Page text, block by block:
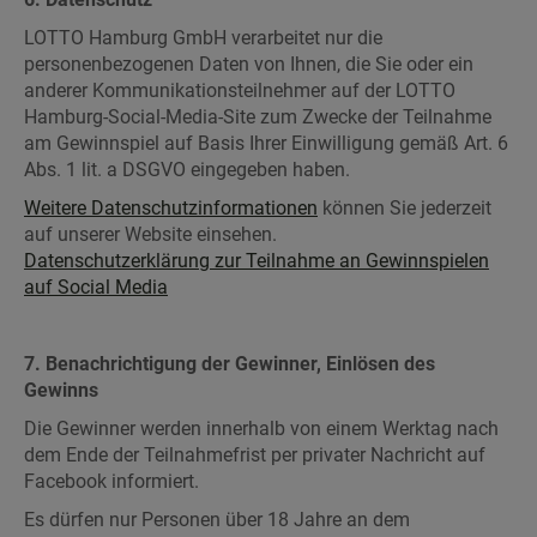
LOTTO Hamburg GmbH verarbeitet nur die
personenbezogenen Daten von Ihnen, die Sie oder ein
anderer Kommunikationsteilnehmer auf der LOTTO
Hamburg-Social-Media-Site zum Zwecke der Teilnahme
am Gewinnspiel auf Basis Ihrer Einwilligung gemäß Art. 6
Abs. 1 lit. a DSGVO eingegeben haben.
Weitere Datenschutzinformationen können Sie jederzeit
auf unserer Website einsehen.
Datenschutzerklärung zur Teilnahme an Gewinnspielen
auf Social Media
7. Benachrichtigung der Gewinner, Einlösen des
Gewinns
Die Gewinner werden innerhalb von einem Werktag nach
dem Ende der Teilnahmefrist per privater Nachricht auf
Facebook informiert.
Es dürfen nur Personen über 18 Jahre an dem